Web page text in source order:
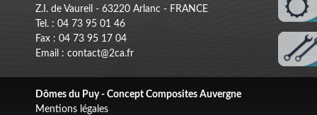
Z.I. de Vaureil - 63220 Arlanc - FRANCE
Tel. : 04 73 95 01 46
Fax : 04 73 95 17 04
Email : contact@2ca.fr
Dômes du Puy - Concept Composites Auvergne
Mentions légales